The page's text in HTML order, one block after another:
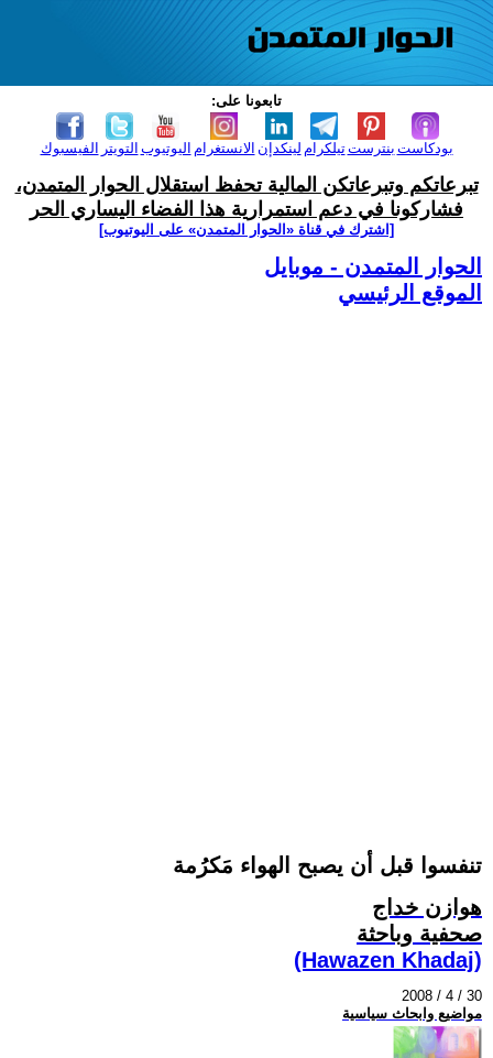
تابعونا على:
الفيسبوك التويتر اليوتيوب الانستغرام لينكدإن تيلكرامبنترست بودكاست
تبرعاتكم وتبرعاتكن المالية تحفظ استقلال الحوار المتمدن،
فشاركونا في دعم استمرارية هذا الفضاء اليساري الحر
[اشترك في قناة ‫«الحوار المتمدن» على اليوتيوب]
الحوار المتمدن - موبايل
الموقع الرئيسي
تنفسوا قبل أن يصبح الهواء مَكرُمة
هوازن خداج
صحفية وباحثة
(Hawazen Khadaj)
2008 / 4 / 30
مواضيع وابحاث سياسية